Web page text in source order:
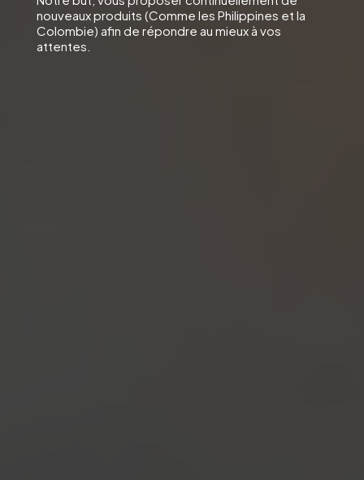
nouveaux produits (Comme les Philippines et la
Colombie) afin de répondre au mieux à vos
attentes.